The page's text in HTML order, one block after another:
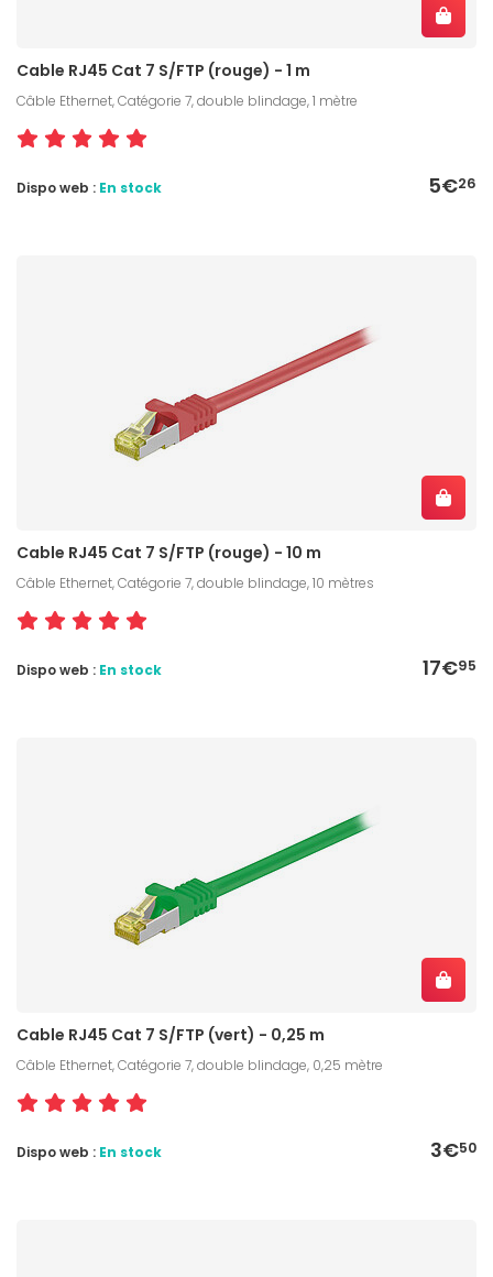
Cable RJ45 Cat 7 S/FTP (rouge) - 1 m
Câble Ethernet, Catégorie 7, double blindage, 1 mètre
5€26
Dispo web : En stock
Cable RJ45 Cat 7 S/FTP (rouge) - 10 m
Câble Ethernet, Catégorie 7, double blindage, 10 mètres
17€95
Dispo web : En stock
Cable RJ45 Cat 7 S/FTP (vert) - 0,25 m
Câble Ethernet, Catégorie 7, double blindage, 0,25 mètre
3€50
Dispo web : En stock